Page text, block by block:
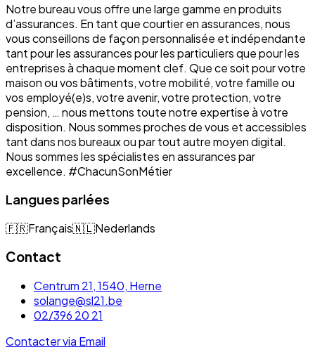
Notre bureau vous offre une large gamme en produits
d’assurances. En tant que courtier en assurances, nous
vous conseillons de façon personnalisée et indépendante
tant pour les assurances pour les particuliers que pour les
entreprises à chaque moment clef. Que ce soit pour votre
maison ou vos bâtiments, votre mobilité, votre famille ou
vos employé(e)s, votre avenir, votre protection, votre
pension, … nous mettons toute notre expertise à votre
disposition. Nous sommes proches de vous et accessibles
tant dans nos bureaux ou par tout autre moyen digital.
Nous sommes les spécialistes en assurances par
excellence. #ChacunSonMétier
Langues parlées
🇫🇷Français🇳🇱Nederlands
Contact
Centrum 21, 1540, Herne
solange@sl21.be
02/396 20 21
Contacter via Email